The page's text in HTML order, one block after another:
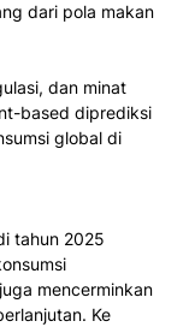
dari pola makan
dan minat
based diprediksi
global di
tahun 2025
mencerminkan
Ke